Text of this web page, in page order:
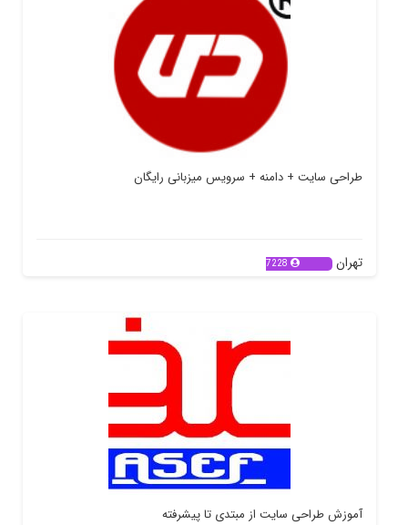
طراحی سایت + دامنه + سرویس میزبانی رایگان
تهران 7228
آموزش طراحی سایت از مبتدی تا پیشرفته